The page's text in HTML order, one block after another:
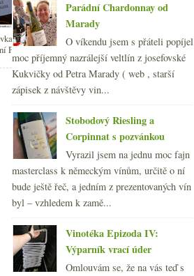
staré
Fino
Tio Pepe Fino En Rama
2018
Parádní Chardonnay od
Marady
O víkendu jsem s přáteli popíjel
moc příjemný nazrálejší veltlín z josefovské
Kukvičky od Petra Marady ( web , starší
zápisek z návštěvy vin...
Stobodový Riesling a
Corpinnat s pozvánkou
Vyrazil jsem na jednu moc fajn
masterclass k německým vínům, určitě o ní
bude ještě řeč, a jedním z prezentovaných vín
byl – vzhledem k zamě...
Vinotéka Epizoda IV:
Výparník vrací úder
Omlouvám se, že na vás teď s